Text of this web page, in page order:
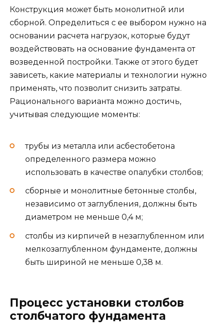
Конструкция может быть монолитной или
сборной. Определиться с ее выбором нужно на
основании расчета нагрузок, которые будут
воздействовать на основание фундамента от
возведенной постройки. Также от этого будет
зависеть, какие материалы и технологии нужно
применять, что позволит снизить затраты.
Рационального варианта можно достичь,
учитывая следующие моменты:
трубы из металла или асбестобетона
определенного размера можно
использовать в качестве опалубки столбов;
сборные и монолитные бетонные столбы,
независимо от заглубления, должны быть
диаметром не меньше 0,4 м;
столбы из кирпичей в незаглубленном или
мелкозаглубленном фундаменте, должны
быть шириной не меньше 0,38 м.
Процесс установки столбов
столбчатого фундамента